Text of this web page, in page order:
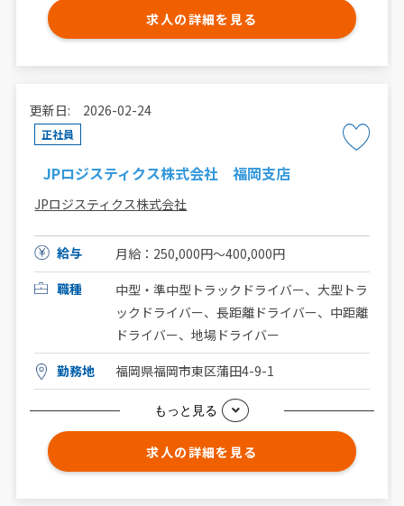
求人の詳細を見る
更新日: 2026-02-24
正社員
JPロジスティクス株式会社 福岡支店
JPロジスティクス株式会社
給与
月給：250,000円〜400,000円
職種
中型・準中型トラックドライバー、大型トラ
ックドライバー、長距離ドライバー、中距離
ドライバー、地場ドライバー
勤務地
福岡県福岡市東区蒲田4-9-1
もっと見る
求人の詳細を見る